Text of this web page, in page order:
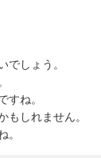
でしょう。
すね。
もしれません。
。